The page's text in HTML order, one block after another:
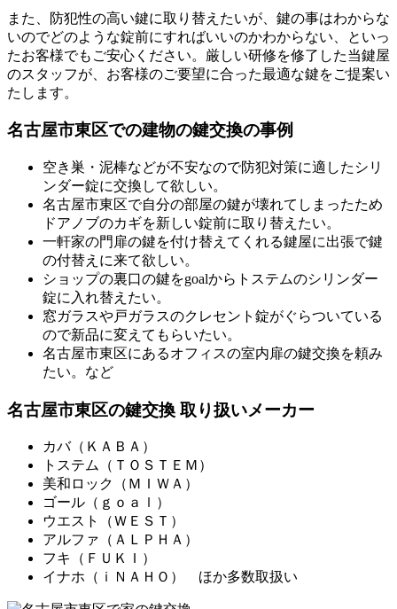
また、防犯性の高い鍵に取り替えたいが、鍵の事はわからな
いのでどのような錠前にすればいいのかわからない、といっ
たお客様でもご安心ください。厳しい研修を修了した当鍵屋
のスタッフが、お客様のご要望に合った最適な鍵をご提案い
たします。
名古屋市東区での建物の鍵交換の事例
空き巣・泥棒などが不安なので防犯対策に適したシリ
ンダー錠に交換して欲しい。
名古屋市東区で自分の部屋の鍵が壊れてしまったため
ドアノブのカギを新しい錠前に取り替えたい。
一軒家の門扉の鍵を付け替えてくれる鍵屋に出張で鍵
の付替えに来て欲しい。
ショップの裏口の鍵をgoalからトステムのシリンダー
錠に入れ替えたい。
窓ガラスや戸ガラスのクレセント錠がぐらついている
ので新品に変えてもらいたい。
名古屋市東区にあるオフィスの室内扉の鍵交換を頼み
たい。など
名古屋市東区の鍵交換 取り扱いメーカー
カバ（ＫＡＢＡ）
トステム（ＴＯＳＴＥＭ）
美和ロック（ＭＩＷＡ）
ゴール（ｇｏａｌ）
ウエスト（ＷＥＳＴ）
アルファ（ＡＬＰＨＡ）
フキ（ＦＵＫＩ）
イナホ（ｉＮＡＨＯ） ほか多数取扱い